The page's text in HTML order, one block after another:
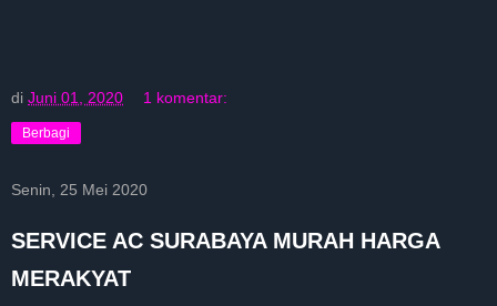
di Juni 01, 2020 1 komentar:
Berbagi
Senin, 25 Mei 2020
SERVICE AC SURABAYA MURAH HARGA
MERAKYAT